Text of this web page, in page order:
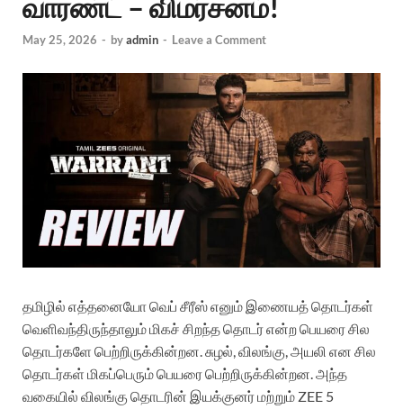
May 25, 2026 - byadmin - Leave a Comment
தமிழில் எத்தனையோ வெப் சீரீஸ் எனும் இணையத் தொடர்கள்
வெளிவந்திருந்தாலும் மிகச் சிறந்த தொடர் என்ற பெயரை சில
தொடர்களே பெற்றிருக்கின்றன. சுழல், விலங்கு, அயலி என சில
தொடர்கள் மிகப்பெரும் பெயரை பெற்றிருக்கின்றன. அந்த
வகையில் விலங்கு தொடரின் இயக்குனர் மற்றும் ZEE 5